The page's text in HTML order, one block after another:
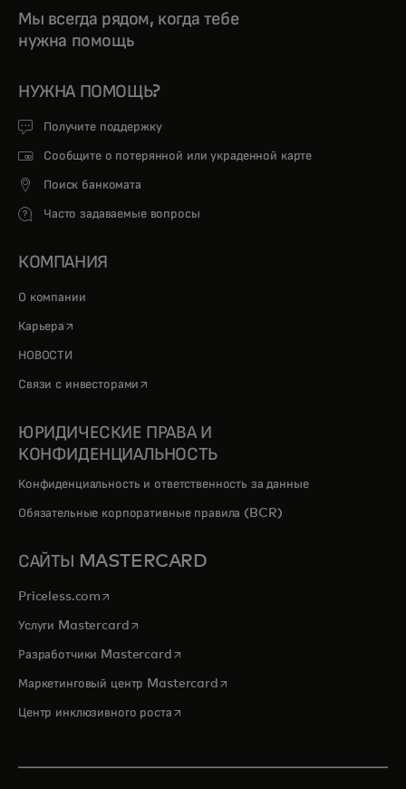
Мы всегда рядом, когда тебе
нужна помощь
НУЖНА ПОМОЩЬ?
Получите поддержку
Сообщите о потерянной или украденной карте
Поиск банкомата
Часто задаваемые вопросы
КОМПАНИЯ
О компании
Карьера opens in a new tab
НОВОСТИ
Связи с инвесторами opens in a new tab
ЮРИДИЧЕСКИЕ ПРАВА И
КОНФИДЕНЦИАЛЬНОСТЬ
Конфиденциальность и ответственность за данные
Обязательные корпоративные правила (BCR)
САЙТЫ MASTERCARD
Priceless.com opens in a new tab
Услуги Mastercardopens in a new tab
Разработчики Mastercardopens in a new tab
Маркетинговый центр Mastercardopens in a new tab
Центр инклюзивного ростаopens in a new tab